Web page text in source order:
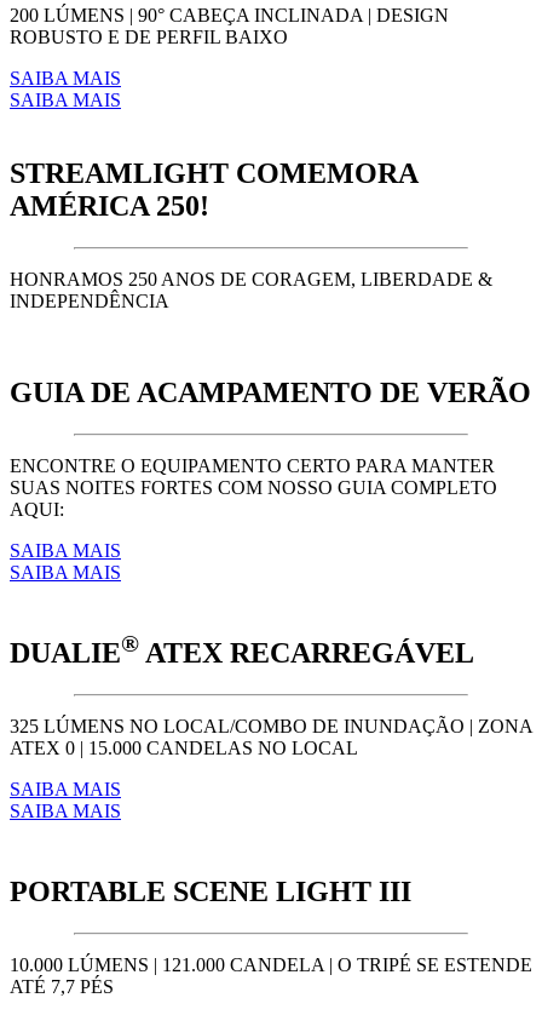
200 LÚMENS | 90° CABEÇA INCLINADA | DESIGN
ROBUSTO E DE PERFIL BAIXO
SAIBA MAIS
SAIBA MAIS
STREAMLIGHT COMEMORA
AMÉRICA 250!
HONRAMOS 250 ANOS DE CORAGEM, LIBERDADE &
INDEPENDÊNCIA
GUIA DE ACAMPAMENTO DE VERÃO
ENCONTRE O EQUIPAMENTO CERTO PARA MANTER
SUAS NOITES FORTES COM NOSSO GUIA COMPLETO
AQUI:
SAIBA MAIS
SAIBA MAIS
DUALIE® ATEX RECARREGÁVEL
325 LÚMENS NO LOCAL/COMBO DE INUNDAÇÃO | ZONA
ATEX 0 | 15.000 CANDELAS NO LOCAL
SAIBA MAIS
SAIBA MAIS
PORTABLE SCENE LIGHT III
10.000 LÚMENS | 121.000 CANDELA | O TRIPÉ SE ESTENDE
ATÉ 7,7 PÉS